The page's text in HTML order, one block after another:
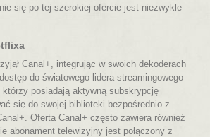
się po tej szerokiej ofercie jest niezwykle
Canal+, integrując w swoich dekoderach
do światowego lidera streamingowego
posiadają aktywną subskrypcję
się do swojej biblioteki bezpośrednio z
Oferta Canal+ często zawiera również
abonament telewizyjny jest połączony z